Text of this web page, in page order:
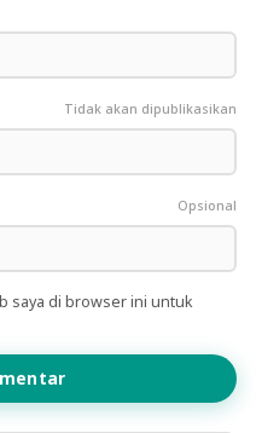
Tidak akan dipublikasikan
Opsional
saya di browser ini untuk